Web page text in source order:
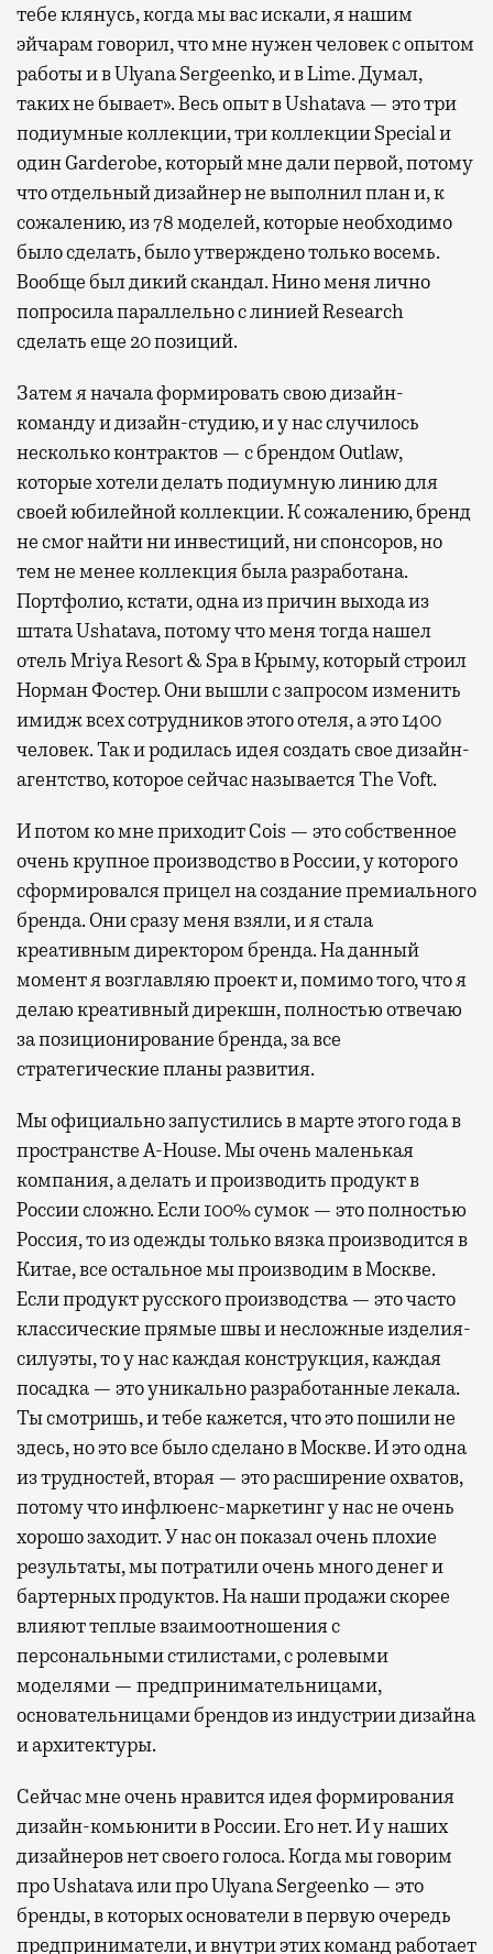
тебе клянусь, когда мы вас искали, я нашим
эйчарам говорил, что мне нужен человек с опытом
работы и в Ulyana Sergeenko, и в Lime. Думал,
таких не бывает». Весь опыт в Ushatava — это три
подиумные коллекции, три коллекции Special и
один Garderobe, который мне дали первой, потому
что отдельный дизайнер не выполнил план и, к
сожалению, из 78 моделей, которые необходимо
было сделать, было утверждено только восемь.
Вообще был дикий скандал. Нино меня лично
попросила параллельно с линией Research
сделать еще 20 позиций.
Затем я начала формировать свою дизайн-
команду и дизайн-студию, и у нас случилось
несколько контрактов — c брендом Outlaw,
которые хотели делать подиумную линию для
своей юбилейной коллекции. К сожалению, бренд
не смог найти ни инвестиций, ни спонсоров, но
тем не менее коллекция была разработана.
Портфолио, кстати, одна из причин выхода из
штата Ushatava, потому что меня тогда нашел
отель Mriya Resort & Spa в Крыму, который строил
Норман Фостер. Они вышли с запросом изменить
имидж всех сотрудников этого отеля, а это 1400
человек. Так и родилась идея создать свое дизайн-
агентство, которое сейчас называется The Voft.
И потом ко мне приходит Cois — это собственное
очень крупное производство в России, у которого
сформировался прицел на создание премиального
бренда. Они сразу меня взяли, и я стала
креативным директором бренда. На данный
момент я возглавляю проект и, помимо того, что я
делаю креативный дирекшн, полностью отвечаю
за позиционирование бренда, за все
стратегические планы развития.
Мы официально запустились в марте этого года в
пространстве A-House. Мы очень маленькая
компания, а делать и производить продукт в
России сложно. Если 100% сумок — это полностью
Россия, то из одежды только вязка производится в
Китае, все остальное мы производим в Москве.
Если продукт русского производства — это часто
классические прямые швы и несложные изделия-
силуэты, то у нас каждая конструкция, каждая
посадка — это уникально разработанные лекала.
Ты смотришь, и тебе кажется, что это пошили не
здесь, но это все было сделано в Москве. И это одна
из трудностей, вторая — это расширение охватов,
потому что инфлюенс-маркетинг у нас не очень
хорошо заходит. У нас он показал очень плохие
результаты, мы потратили очень много денег и
бартерных продуктов. На наши продажи скорее
влияют теплые взаимоотношения с
персональными стилистами, с ролевыми
моделями — предпринимательницами,
основательницами брендов из индустрии дизайна
и архитектуры.
Сейчас мне очень нравится идея формирования
дизайн-комьюнити в России. Его нет. И у наших
дизайнеров нет своего голоса. Когда мы говорим
про Ushatava или про Ulyana Sergeenko — это
бренды, в которых основатели в первую очередь
предприниматели, и внутри этих команд работает